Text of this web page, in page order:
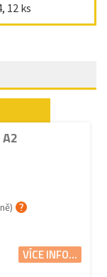
12 ks
VÍCE INFO...